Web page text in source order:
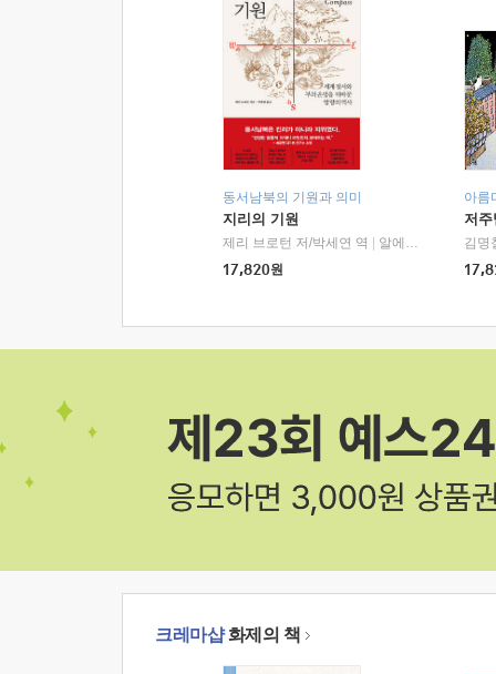
동서남북의 기원과 의미
지리의 기원
제리 브로턴 저/박세연 역
알에이치코리아(RHK)
17,820원
아름
저
김명
크레마샵화제의 책